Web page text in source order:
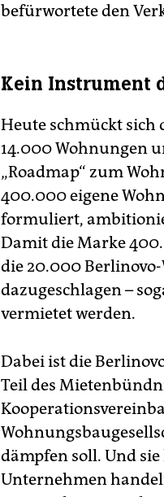
befürwortete den
Kein Instrument
Heute schmückt sich
14.000 Wohnungen
„Roadmap“ zum
400.000 eigene
formuliert,
Damit die Marke
die 20.000
dazugeschlagen –
vermietet werden.
Dabei ist die
Teil des
dämpfen soll. Und
Unternehmen